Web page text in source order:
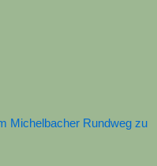
Michelbacher Rundweg zu